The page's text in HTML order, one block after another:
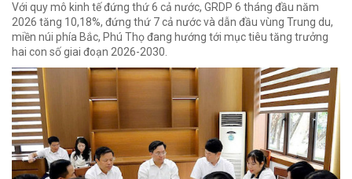
Với quy mô kinh tế đứng thứ 6 cả nước, GRDP 6 tháng đầu năm
2026 tăng 10,18%, đứng thứ 7 cả nước và dẫn đầu vùng Trung du,
miền núi phía Bắc, Phú Thọ đang hướng tới mục tiêu tăng trưởng
hai con số giai đoạn 2026-2030.